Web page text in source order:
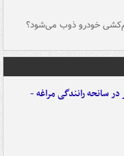
خودرو ذوب می‌شود؟
سانحه رانندگی مراغه -